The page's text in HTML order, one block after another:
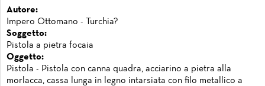
Autore:
Impero Ottomano - Turchia?
Soggetto:
Pistola a pietra focaia
Oggetto:
Pistola - Pistola con canna quadra, acciarino a pietra alla
morlacca, cassa lunga in legno intarsiata con filo metallico a